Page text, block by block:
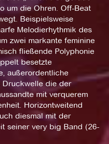
um die Ohren. Off-Beat
Beispielsweise
Melodierhythmik des
zwei markante feminine
fließende Polyphonie
besetzte
außerordentliche
die der
mit verquerem
Horizontweitend
diesmal mit der
seiner very big Band (26-